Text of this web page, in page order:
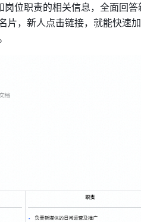
岗位职责的相关信息，全面回答
片，新人点击链接，就能快速